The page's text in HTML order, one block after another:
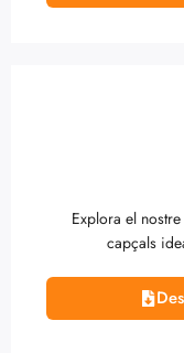
Explora el
capçals